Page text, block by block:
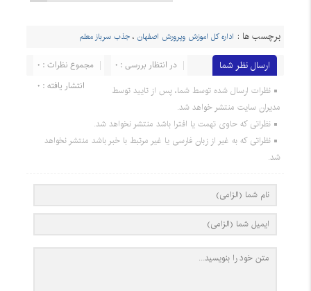
برچسب ها : اداره کل اموزش وپرورش اصفهان ،جذب سرباز معلم
ارسال نظر شما مجموع نظرات : 0
در انتظار بررسی : 0
انتشار یافته : 0
نظرات ارسال شده توسط شما، پس از تایید توسط
مدیران سایت منتشر خواهد شد.
نظراتی که حاوی تهمت یا افترا باشد منتشر نخواهد شد.
نظراتی که به غیر از زبان فارسی یا غیر مرتبط با خبر باشد منتشر نخواهد
شد.